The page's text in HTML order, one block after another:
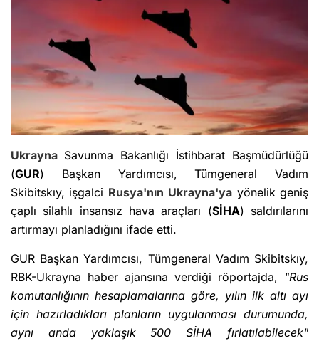
Ukrayna Savunma Bakanlığı İstihbarat Başmüdürlüğü
(GUR) Başkan Yardımcısı, Tümgeneral Vadım
Skibitskıy, işgalci Rusya'nın Ukrayna'ya yönelik geniş
çaplı silahlı insansız hava araçları (SİHA) saldırılarını
artırmayı planladığını ifade etti.
GUR Başkan Yardımcısı, Tümgeneral Vadım Skibitskıy,
RBK-Ukrayna haber ajansına verdiği röportajda, "Rus
komutanlığının hesaplamalarına göre, yılın ilk altı ayı
için hazırladıkları planların uygulanması durumunda,
aynı anda yaklaşık 500 SİHA fırlatılabilecek"